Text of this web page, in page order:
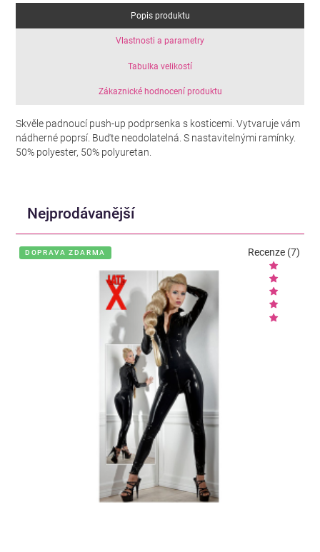
Popis produktu
Vlastnosti a parametry
Tabulka velikostí
Zákaznické hodnocení produktu
Skvěle padnoucí push-up podprsenka s kosticemi. Vytvaruje vám
nádherné poprsí. Buďte neodolatelná. S nastavitelnými ramínky.
50% polyester, 50% polyuretan.
Nejprodávanější
DOPRAVA ZDARMA Recenze (7)